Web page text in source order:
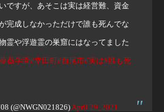
ですが、あそこは実は経営難、資金
完成しなかっただけで誰も死んでな
霊や浮遊霊の巣窟にはなってました
薇学園#幸田町#西尾市#実は#誰も死
(@NWGN021826)April 29, 2021